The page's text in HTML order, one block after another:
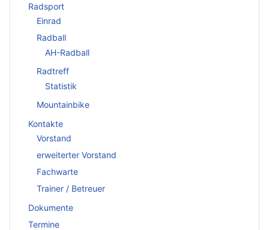
Radsport
Einrad
Radball
AH-Radball
Radtreff
Statistik
Mountainbike
Kontakte
Vorstand
erweiterter Vorstand
Fachwarte
Trainer / Betreuer
Dokumente
Termine